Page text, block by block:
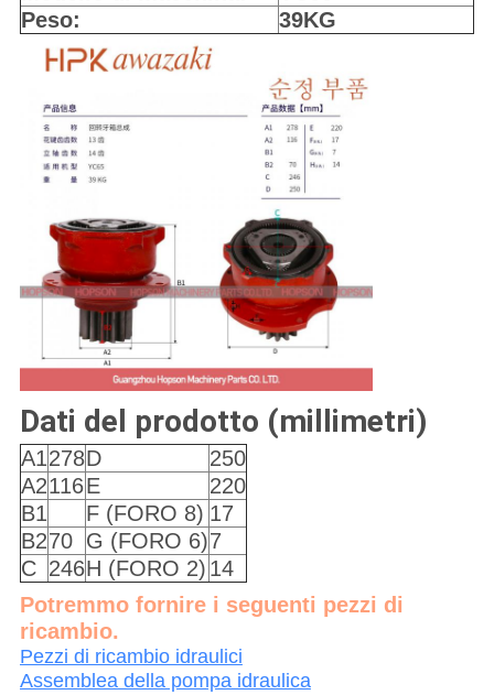
Peso:
39KG
Dati del prodotto (millimetri)
A1278D
250
A2116E
220
B1
F (FORO 8) 17
B270 G (FORO 6)7
C 246H (FORO 2) 14
Potremmo fornire i seguenti pezzi di
ricambio.
Pezzi di ricambio idraulici
Assemblea della pompa idraulica